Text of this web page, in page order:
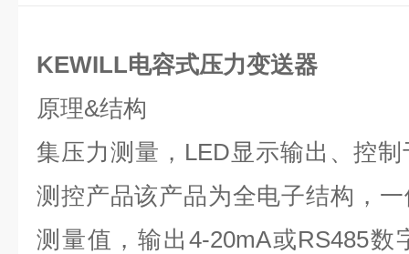
KEWILL电容式压力变送器
原理&结构
集压力测量， LED显示输出、控
测控产品该产品为全电子结构，
测量值，输出 4-20mA或RS485数